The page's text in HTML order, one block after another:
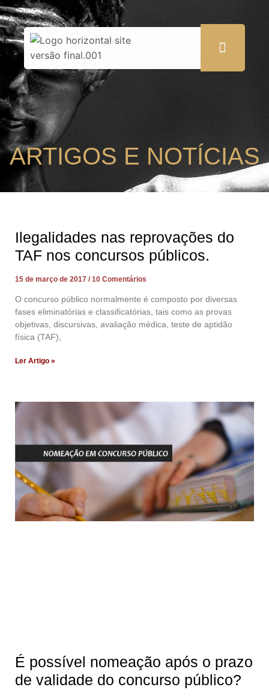
ARTIGOS E NOTÍCIAS
Ilegalidades nas reprovações do
TAF nos concursos públicos.
15 de março de 2017 10 Comentários
O concurso público normalmente é composto por diversas
fases eliminatórias e classificatórias, tais como as provas
objetivas, discursivas, avaliação médica, teste de aptidão
física (TAF),
Ler Artigo »
É possível nomeação após o prazo
de validade do concurso público?